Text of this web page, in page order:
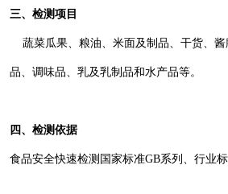
三、检测项目
蔬菜瓜果、粮油、米面及制品、干货、酱
品、调味品、乳及乳制品和水产品等。
四、检测依据
食品安全快速检测国家标准GB系列、行业